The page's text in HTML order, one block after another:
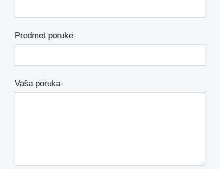
Predmet poruke
Vaša poruka